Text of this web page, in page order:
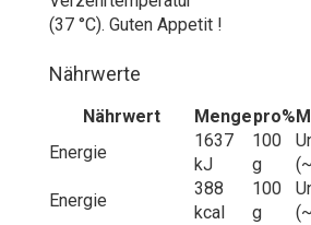
(37 °C). Guten Appetit !
Nährwerte
Nährwert Mengepro%
Energie
1637
kJ
100
g
Energie
388
kcal
100
g